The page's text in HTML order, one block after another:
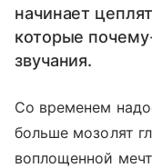
начинает
которые
звучания.
Со временем
больше мозолят
воплощенной